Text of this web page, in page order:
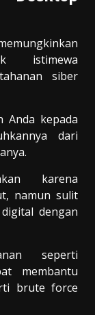
istimewa
siber
Anda kepada
dari
karena
namun sulit
dengan
seperti
membantu
brute force